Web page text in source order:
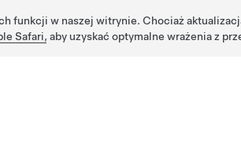
funkcji w naszej witrynie. Chociaż
Safari, aby uzyskać optymalne wrażenia z